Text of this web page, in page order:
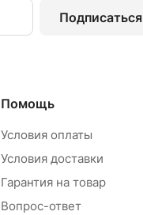
Подписаться
Помощь
Условия оплаты
Условия доставки
Гарантия на товар
Вопрос-ответ